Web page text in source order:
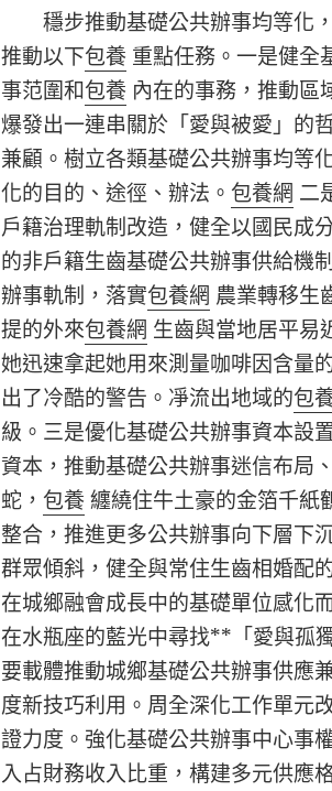
穩步推動基礎公共辦事均等化
推動以下包養 重點任務。一是健全
事范圍和包養 內在的事務，推動區
爆發出一連串關於「愛與被愛」的
兼顧。樹立各類基礎公共辦事均等
化的目的、途徑、辦法。 包養網 二
戶籍治理軌制改造，健全以國民成
的非戶籍生齒基礎公共辦事供給機
辦事軌制，落實包養網 農業轉移生
提的外來包養網 生齒與當地居平易
她迅速拿起她用來測量咖啡因含量
出了冷酷的警告。凈流出地域的包
級。三是優化基礎公共辦事資本設
資本，推動基礎公共辦事迷信布局
蛇， 包養 纏繞住牛土豪的金箔千紙
整合，推進更多公共辦事向下層下
群眾傾斜，健全與常住生齒相婚配
在城鄉融會成長中的基礎單位感化
在水瓶座的藍光中尋找**「愛與孤
要載體推動城鄉基礎公共辦事供應
度新技巧利用。周全深化工作單元
證力度。強化基礎公共辦事中心事
入占財務收入比重，構建多元供應